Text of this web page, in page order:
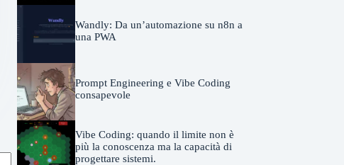
Wandly: Da un’automazione su n8n a
una PWA
Prompt Engineering e Vibe Coding
consapevole
Vibe Coding: quando il limite non è
più la conoscenza ma la capacità di
progettare sistemi.